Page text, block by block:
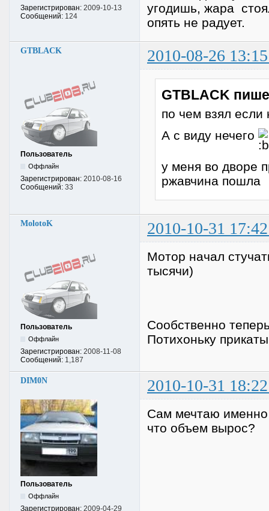
Зарегистрирован: 2009-10-13
Сообщений: 124
угодишь, жара
опять не радует.
GTBLACK 2010-08-26
Пользователь
Оффлайн
Зарегистрирован: 2010-08-16
Сообщений: 33
GTBLACK
по чем взял если
А с виду нечего
у меня во дворе
ржавчина пошла
MolotoK 2010-10-31
Пользователь
Оффлайн
Зарегистрирован: 2008-11-08
Сообщений: 1,187
Мотор начал
тысячи)
Сообственно
Потихоньку
DIM0N 2010-10-31
Пользователь
Оффлайн
Зарегистрирован: 2009-04-29
Сам мечтаю именно
что объем вырос?